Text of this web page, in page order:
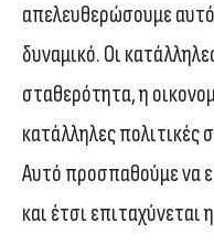
απελευθερώσουμε
δυναμικό. Οι
σταθερότητα, η
κατάλληλες πολιτικές
Αυτό προσπαθούμε να
και έτσι επιταχύνεται